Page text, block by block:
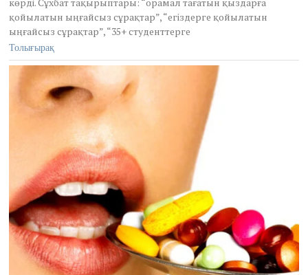
1
9
2
1
қойылатын ыңғайсыз сұрақтар”, “егіздерге қойылатын
ыңғайсыз сұрақтар”, “35+ студенттерге
Толығырақ